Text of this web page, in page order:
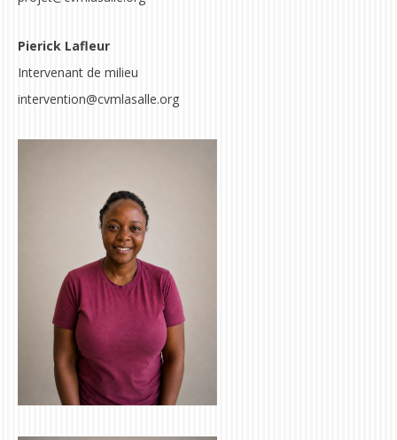
Pierick Lafleur
Intervenant de milieu
intervention@cvmlasalle.org